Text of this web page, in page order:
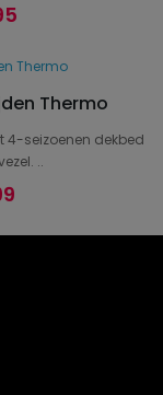
Thermo
4-seizoenen dekbed
..